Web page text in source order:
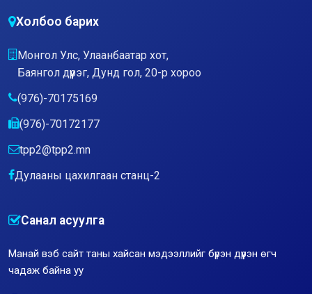
Холбоо барих
Монгол Улс, Улаанбаатар хот,
Баянгол дүүрэг, Дунд гол, 20-р хороо
(976)-70175169
(976)-70172177
tpp2@tpp2.mn
Дулааны цахилгаан станц-2
Санал асуулга
Манай вэб сайт таны хайсан мэдээллийг бүрэн дүүрэн өгч
чадаж байна уу